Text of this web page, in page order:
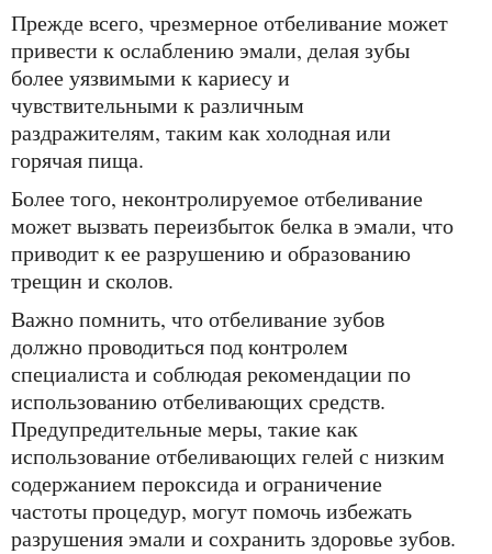
Прежде всего, чрезмерное отбеливание может
привести к ослаблению эмали, делая зубы
более уязвимыми к кариесу и
чувствительными к различным
раздражителям, таким как холодная или
горячая пища.
Более того, неконтролируемое отбеливание
может вызвать переизбыток белка в эмали, что
приводит к ее разрушению и образованию
трещин и сколов.
Важно помнить, что отбеливание зубов
должно проводиться под контролем
специалиста и соблюдая рекомендации по
использованию отбеливающих средств.
Предупредительные меры, такие как
использование отбеливающих гелей с низким
содержанием пероксида и ограничение
частоты процедур, могут помочь избежать
разрушения эмали и сохранить здоровье зубов.